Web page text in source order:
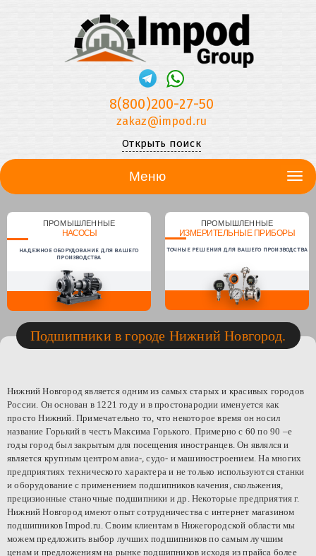
8(800)200-27-50
zakaz@impod.ru
Открыть поиск
Меню
ПРОМЫШЛЕННЫЕ
НАСОСЫ
НАДЕЖНОЕ ОБОРУДОВАНИЕ ДЛЯ ВАШЕГО
ПРОИЗВОДСТВА
ПРОМЫШЛЕННЫЕ
ИЗМЕРИТЕЛЬНЫЕ ПРИБОРЫ
ТОЧНЫЕ РЕШЕНИЯ ДЛЯ ВАШЕГО ПРОИЗВОДСТВА
Подшипники в городе Нижний Новгород.
Нижний Новгород является одним из самых старых и красивых городов
России. Он основан в 1221 году и в простонародии именуется как
просто Нижний. Примечательно то, что некоторое время он носил
название Горький в честь Максима Горького. Примерно с 60 по 90 –е
годы город был закрытым для посещения иностранцев. Он являлся и
является крупным центром авиа-, судо- и машиностроением. На многих
предприятиях технического характера и не только используются станки
и оборудование с применением подшипниковкачения, скольжения,
прецизионные станочные подшипники и др. Некоторые предприятия г.
Нижний Новгород имеют опыт сотрудничества с интернет магазином
подшипниковImpod.ru. Своим клиентам в Нижегородской области мы
можем предложить выбор лучших подшипников по самым лучшим
ценам и предложениям на рынке подшипников исходя из прайса более